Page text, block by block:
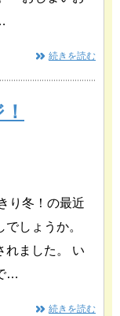
続きを読む
り冬！の最近
でしょうか。
れました。 い
…
続きを読む